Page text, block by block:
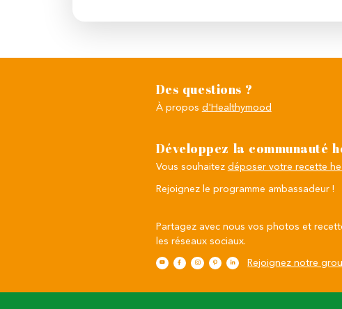
Des questions ?
À propos d'Healthymood
Développez la communauté
Vous souhaitez déposer votre recette
Rejoignez le programme ambassadeur !
Partagez avec nous vos photos et
les réseaux sociaux.
Rejoignez notre